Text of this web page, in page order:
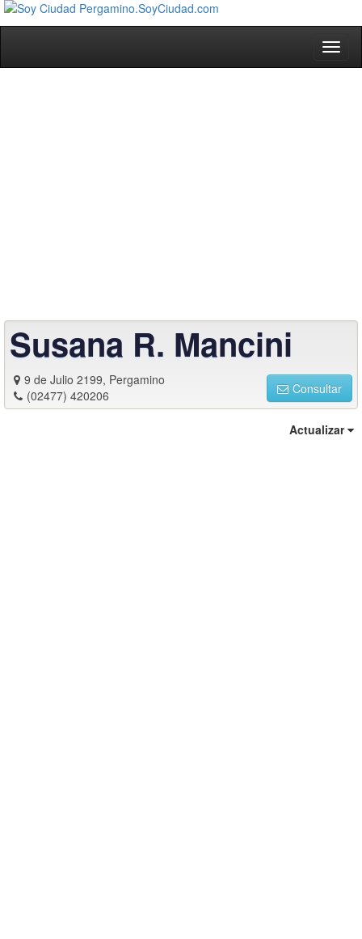
Susana R. Mancini
9 de Julio 2199, Pergamino
(02477) 420206
Consultar
Actualizar